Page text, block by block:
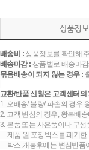
상품정보
배송비 :상품정보를 확인해
배송마감 : 상품별로 배송마
묶음배송이 되지 않는 경우 :
교환/반품 신청은 고객센터
1. 오배송/ 불량/ 파손의 경우
2. 고객 변심의 경우, 왕복배
3. 본품 또는 사은품이나 구
제품 원 포장박스를 폐기한
박스 개봉후에는 변심반품